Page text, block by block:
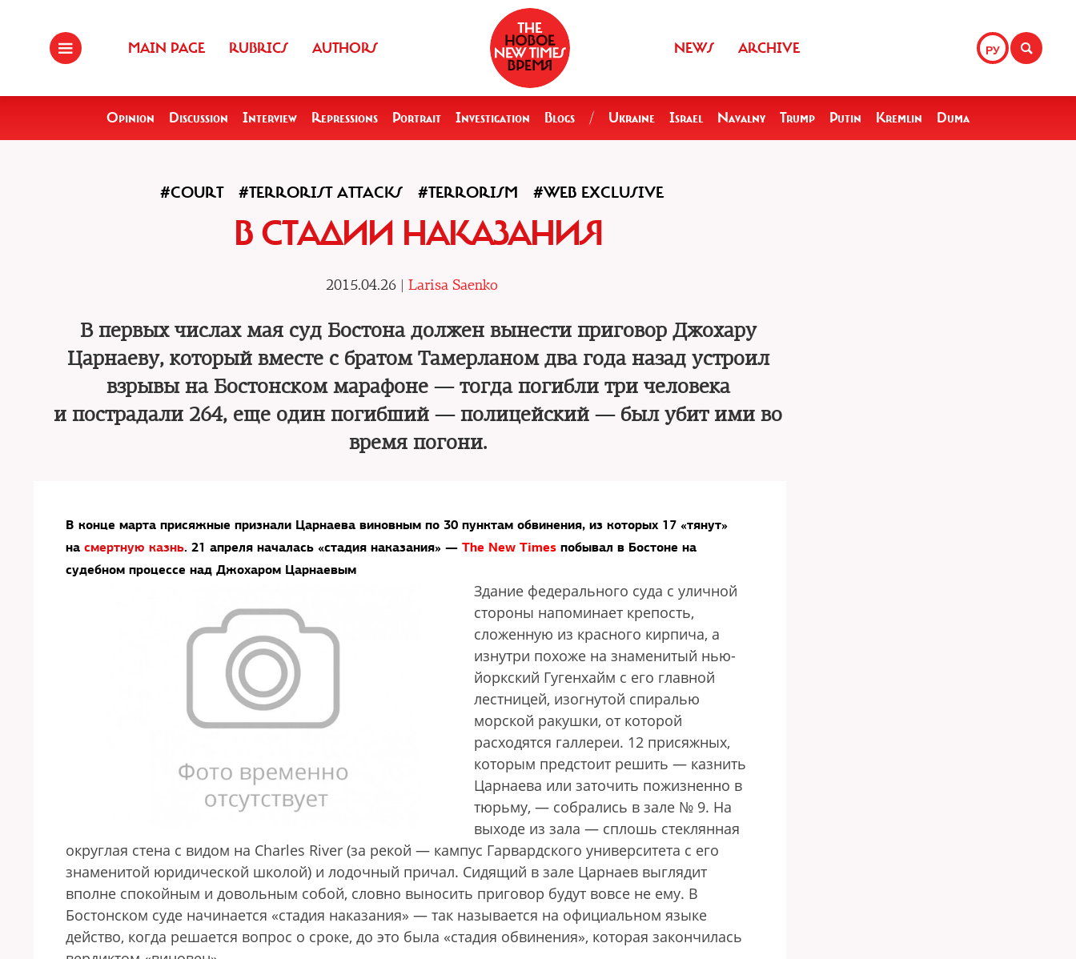
MAIN PAGE RUBRICS AUTHORS РУ
NEWS ARCHIVE
Opinion Discussion Interview Repressions Portrait Investigation Blogs / Ukraine Israel Navalny Trump Putin Kremlin Duma
#COURT #TERRORIST ATTACKS #TERRORISM #WEB EXCLUSIVE
В CТАДИИ НАКАЗАНИЯ
2015.04.26 | Larisa Saenko
В первых числах мая суд Бостона должен вынести приговор Джохару
Царнаеву, который вместе с братом Тамерланом два года назад устроил
взрывы на Бостонском марафоне — тогда погибли три человека
и пострадали 264, еще один погибший — полицейский — был убит ими во
время погони.
В конце марта присяжные признали Царнаева виновным по 30 пунктам обвинения, из которых 17 «тянут»
на смертную казнь. 21 апреля началась «стадия наказания» — The New Times побывал в Бостоне на
судебном процессе над Джохаром Царнаевым
Здание федерального суда с уличной
стороны напоминает крепость,
сложенную из красного кирпича, а
изнутри похоже на знаменитый нью-
йоркский Гугенхайм с его главной
лестницей, изогнутой спиралью
морской ракушки, от которой
расходятся галлереи. 12 присяжных,
которым предстоит решить — казнить
Царнаева или заточить пожизненно в
тюрьму, — собрались в зале № 9. На
выходе из зала — сплошь стеклянная
округлая стена с видом на Charles River (за рекой — кампус Гарвардского университета с его
знаменитой юридической школой) и лодочный причал. Сидящий в зале Царнаев выглядит
вполне спокойным и довольным собой, словно выносить приговор будут вовсе не ему. В
Бостонском суде начинается «стадия наказания» — так называется на официальном языке
действо, когда решается вопрос о сроке, до это была «стадия обвинения», которая закончилась